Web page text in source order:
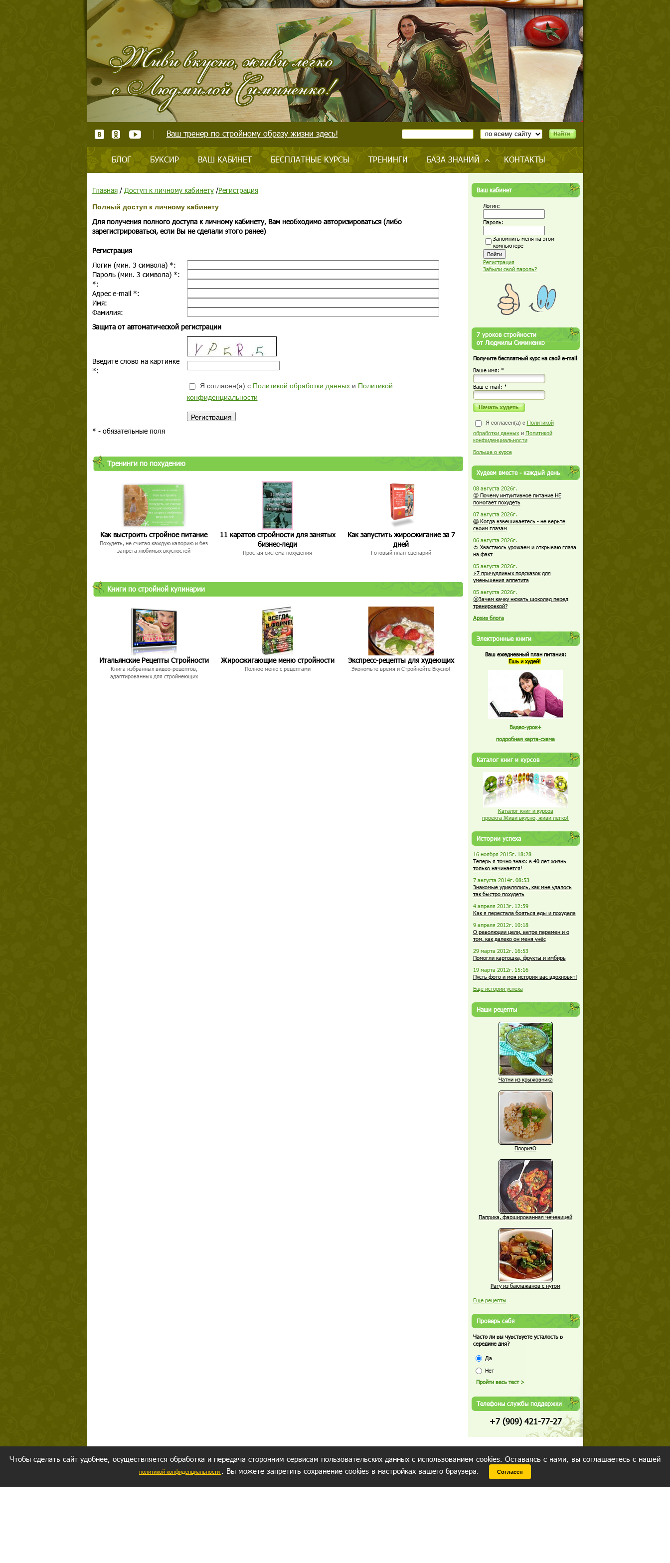
Ваш тренер по стройному образу жизни здесь!
БЛОГ БУКСИР ВАШ КАБИНЕТ БЕСПЛАТНЫЕ КУРСЫ ТРЕНИНГИ БАЗА ЗНАНИЙ КОНТАКТЫ
Главная/ Доступ к личному кабинету/Регистрация
Полный доступ к личному кабинету
Для получения полного доступа к личному кабинету, Вам необходимо авторизироваться (либо
зарегистрироваться, если Вы не сделали этого ранее)
Регистрация
Логин (мин. 3 символа) *:
Пароль (мин. 3 символа) *:
*:
Адрес e-mail *:
Имя:
Фамилия:
Защита от автоматической регистрации
Введите слово на картинке
*:
Я согласен(а) с Политикой обработки данныхи Политикой
конфиденциальности
* - обязательные поля
Тренинги по похудению
Как выстроить стройное питание
Похудеть, не считая каждую калорию и без
запрета любимых вкусностей
11 каратов стройности для занятых
бизнес-леди
Простая система похудения
Как запустить жиросжигание за 7
дней
Готовый план-сценарий
Книги по стройной кулинарии
Итальянские Рецепты Стройности
Книга избранных видео-рецептов,
адаптированных для стройнеющих
Жиросжигающие меню стройности
Полное меню с рецептами
Экспресс-рецепты для худеющих
Экономьте время и Стройнейте Вкусно!
Ваш кабинет
Логин:
Пароль:
Запомнить меня на этом
компьютере
Регистрация
Забыли свой пароль?
7 уроков стройности
от Людмилы Симиненко
Получите бесплатный курс на свой e-mail
Ваше имя: *
Ваш е-mail: *
Я согласен(а) с Политикой
обработки данных и Политикой
конфиденциальности
Больше о курсе
Худеем вместе - каждый день
08 августа 2026г.
😮 Почему интуитивное питание НЕ
помогает похудеть
07 августа 2026г.
😱 Когда взвешиваетесь - не верьте
своим глазам
06 августа 2026г.
🍅 Хвастаюсь урожаем и открываю глаза
на факт
05 августа 2026г.
⚡7 причудливых подсказок для
уменьшения аппетита
05 августа 2026г.
😮Зачем качку нюхать шоколад перед
тренировкой?
Архив блога
Электронные книги
Ваш ежедневный план питания:
Ешь и худей!
Видео-урок+
подробная карта-схема
Каталог книг и курсов
Каталог книг и курсов
проекта Живи вкусно, живи легко!
Истории успеха
16 ноября 2015г. 18:28
Теперь я точно знаю: в 40 лет жизнь
только начинается!
7 августа 2014г. 08:53
Знакомые удивлялись, как мне удалось
так быстро похудеть
4 апреля 2013г. 12:59
Как я перестала бояться еды и похудела
9 апреля 2012г. 10:18
О революции цели, ветре перемен и о
том, как далеко он меня унёс
29 марта 2012г. 16:53
Помогли картошка, фрукты и имбирь
19 марта 2012г. 15:16
Пусть фото и моя история вас вдохновят!
Еще истории успеха
Наши рецепты
Чатни из крыжовника
ПлоризО
Паприка, фаршированная чечевицей
Рагу из баклажанов с нутом
Еще рецепты
Проверь себя
Часто ли вы чувствуете усталость в
середине дня?
Да
Нет
Телефоны службы поддержки
+7 (909) 421-77-27
Чтобы сделать сайт удобнее, осуществляется обработка и передача сторонним сервисам пользовательских данных с использованием cookies. Оставаясь с нами, вы соглашаетесь с нашей
политикой конфиденциальности . Вы можете запретить сохранение cookies в настройках вашего браузера. Согласен